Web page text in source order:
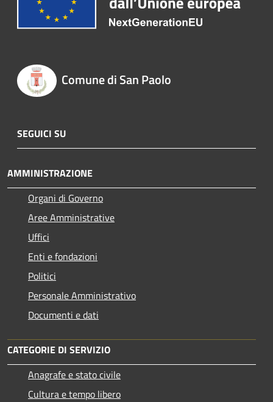
Comune di San Paolo
SEGUICI SU
AMMINISTRAZIONE
Organi di Governo
Aree Amministrative
Uffici
Enti e fondazioni
Politici
Personale Amministrativo
Documenti e dati
CATEGORIE DI SERVIZIO
Anagrafe e stato civile
Cultura e tempo libero